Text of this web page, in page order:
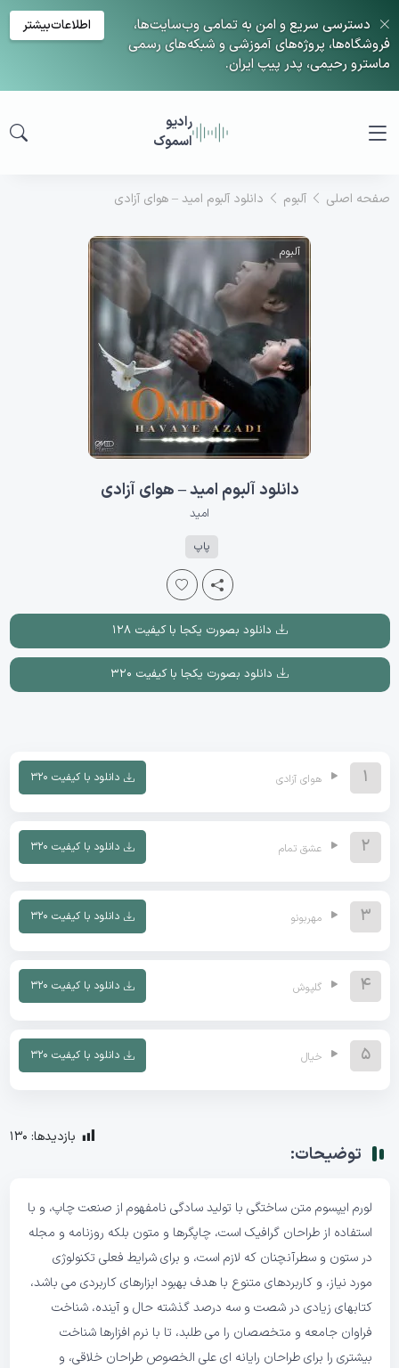
دسترسی سریع و امن به تمامی وب‌سایت‌ها،
فروشگاه‌ها، پروژه‌های آموزشی و شبکه‌های رسمی
ماسترو رحیمی، پدر پیپ ایران.
اطلاعات‌بیشتر
رادیو
اسموک
صفحه اصلی آلبوم دانلود آلبوم امید – هوای آزادی
آلبوم
دانلود آلبوم امید – هوای آزادی
امید
پاپ
دانلود بصورت یکجا با کیفیت ۱۲۸
دانلود بصورت یکجا با کیفیت ۳۲۰
1 هوای آزادی دانلود با کیفیت ۳۲۰
2 عشق تمام دانلود با کیفیت ۳۲۰
3 مهربونو دانلود با کیفیت ۳۲۰
4 گلپوش دانلود با کیفیت ۳۲۰
5 خیال دانلود با کیفیت ۳۲۰
توضیحات:
بازدیدها: 130
لورم ایپسوم متن ساختگی با تولید سادگی نامفهوم از صنعت چاپ، و با
استفاده از طراحان گرافیک است، چاپگرها و متون بلکه روزنامه و مجله
در ستون و سطرآنچنان که لازم است، و برای شرایط فعلی تکنولوژی
مورد نیاز، و کاربردهای متنوع با هدف بهبود ابزارهای کاربردی می باشد،
کتابهای زیادی در شصت و سه درصد گذشته حال و آینده، شناخت
فراوان جامعه و متخصصان را می طلبد، تا با نرم افزارها شناخت
بیشتری را برای طراحان رایانه ای علی الخصوص طراحان خلاقی، و